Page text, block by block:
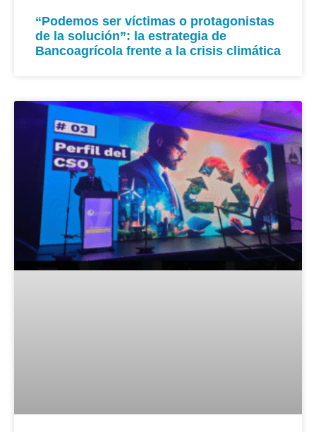
“Podemos ser víctimas o protagonistas
de la solución”: la estrategia de
Bancoagrícola frente a la crisis climática